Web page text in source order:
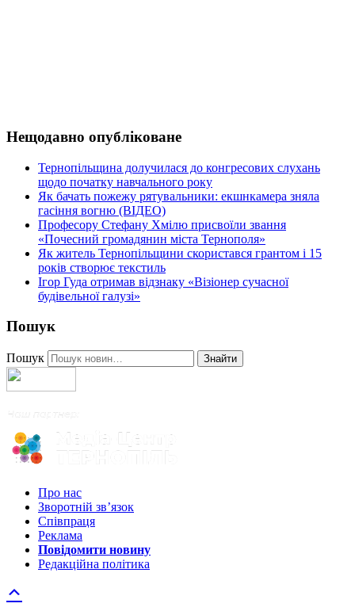
Нещодавно опубліковане
Тернопільщина долучилася до конгресових слухань
щодо початку навчального року
Як бачать пожежу рятувальники: екшнкамера зняла
гасіння вогню (ВІДЕО)
Професору Стефану Хмілю присвоїли звання
«Почесний громадянин міста Тернополя»
Як житель Тернопільщини скористався грантом і 15
років створює текстиль
Ігор Гуда отримав відзнаку «Візіонер сучасної
будівельної галузі»
Пошук
Пошук Знайти
Про нас
Зворотній зв’язок
Співпраця
Реклама
Повідомити новину
Редакційна політика